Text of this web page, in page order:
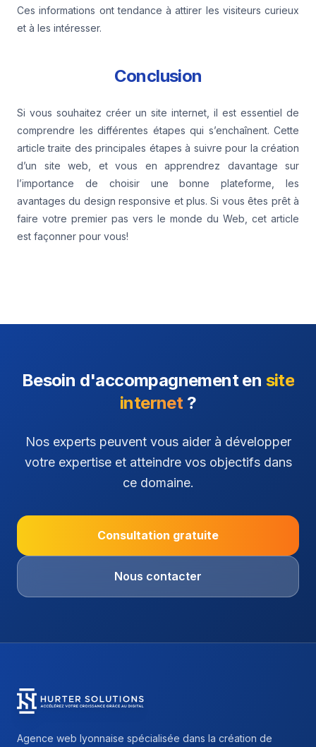
Ces informations ont tendance à attirer les visiteurs curieux
et à les intéresser.
Conclusion
Si vous souhaitez créer un site internet, il est essentiel de
comprendre les différentes étapes qui s’enchaînent. Cette
article traite des principales étapes à suivre pour la création
d’un site web, et vous en apprendrez davantage sur
l’importance de choisir une bonne plateforme, les
avantages du design responsive et plus. Si vous êtes prêt à
faire votre premier pas vers le monde du Web, cet article
est façonner pour vous!
Besoin d'accompagnement en site
internet ?
Nos experts peuvent vous aider à développer
votre expertise et atteindre vos objectifs dans
ce domaine.
Consultation gratuite
Nous contacter
Agence web lyonnaise spécialisée dans la création de